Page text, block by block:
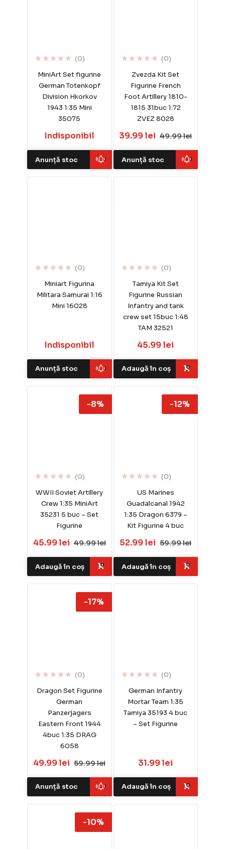
(0)
MiniArt Set figurine
German Totenkopf
Division Hkorkov
1943 1:35 Mini
35075
Indisponibil
Anunță stoc
(0)
Zvezda Kit Set
Figurine French
Foot Artillery 1810-
1815 31buc 1:72
ZVEZ 8028
39.99 lei 49.99 lei
Anunță stoc
(0)
Miniart Figurina
Militara Samurai 1:16
Mini 16028
Indisponibil
Anunță stoc
(0)
Tamiya Kit Set
Figurine Russian
Infantry and tank
crew set 15buc 1:48
TAM 32521
45.99 lei
Adaugă în coș
(0)
WWII Soviet Artillery
Crew 1:35 MiniArt
35231 5 buc – Set
Figurine
45.99 lei 49.99 lei
-8%
Adaugă în coș
(0)
US Marines
Guadalcanal 1942
1:35 Dragon 6379 –
Kit Figurine 4 buc
52.99 lei 59.99 lei
-12%
Adaugă în coș
(0)
Dragon Set Figurine
German
Panzerjagers
Eastern Front 1944
4buc 1:35 DRAG
6058
49.99 lei 59.99 lei
-17%
Anunță stoc
(0)
German Infantry
Mortar Team 1:35
Tamiya 35193 4 buc
– Set Figurine
31.99 lei
Adaugă în coș
-10%